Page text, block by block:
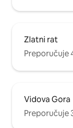
Zlatni rat
Preporučuje
Vidova Gora
Preporučuje